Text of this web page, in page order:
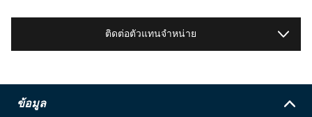
ติดต่อตัวแทนจำหน่าย
ข้อมูล